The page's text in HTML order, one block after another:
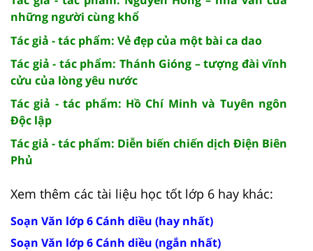
những người cùng khổ
Tác giả - tác phẩm: Vẻ đẹp của một bài ca dao
Tác giả - tác phẩm: Thánh Gióng – tượng đài vĩnh
cửu của lòng yêu nước
Tác giả - tác phẩm: Hồ Chí Minh và Tuyên ngôn
Độc lập
Tác giả - tác phẩm: Diễn biến chiến dịch Điện Biên
Phủ
Xem thêm các tài liệu học tốt lớp 6 hay khác:
Soạn Văn lớp 6 Cánh diều (hay nhất)
Soạn Văn lớp 6 Cánh diều (ngắn nhất)